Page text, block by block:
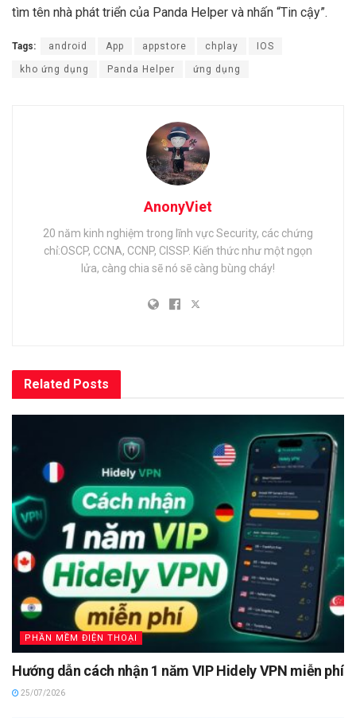
tìm tên nhà phát triển của Panda Helper và nhấn “Tin cậy”.
Tags: android App appstore chplay IOS
kho ứng dụng Panda Helper ứng dụng
AnonyViet
20 năm kinh nghiệm trong lĩnh vực Security, các chứng
chỉ:OSCP, CCNA, CCNP, CISSP. Kiến thức như một ngọn
lửa, càng chia sẽ nó sẽ càng bùng cháy!
Related Posts
PHẦN MỀM ĐIỆN THOẠI
Hướng dẫn cách nhận 1 năm VIP Hidely VPN miễn phí
25/07/2026